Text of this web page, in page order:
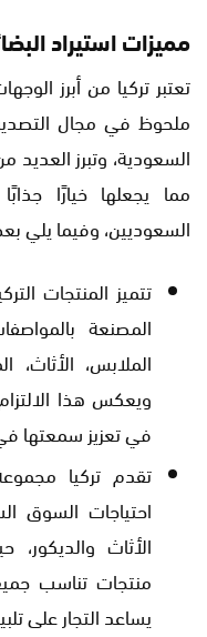
مميزات استيراد
تعتبر تركيا من أبرز
ملحوظ في مجال
السعودية، وتبرز العديد
مما يجعلها خيارًا
السعوديين، وفيما يلي
تتميز المنتجات
المصنعة
الملابس، الأثاث،
ويعكس هذا
في تعزيز سمعتها
تقدم تركيا
احتياجات السوق
الأثاث
منتجات تناسب
يساعد التجار على